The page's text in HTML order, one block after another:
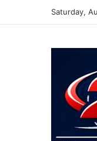
Saturday,